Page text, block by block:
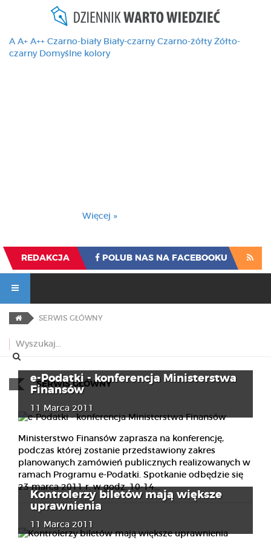
A A+ A++ Czarno-biały Biały-czarny Czarno-żółty Żółto-
czarny Domyślne kolory
Więcej »
REDAKCJA POLUB NAS NA FACEBOOKU
SERWIS GŁÓWNY
SERWIS GŁÓWNY
e-Podatki - konferencja Ministerstwa
Finansów
11 Marca 2011
Ministerstwo Finansów zaprasza na konferencję,
podczas której zostanie przedstawiony zakres
planowanych zamówień publicznych realizowanych w
ramach Programu e-Podatki. Spotkanie odbędzie się
23 marca 2011 r. w godz. 10-14...
Kontrolerzy biletów mają większe
uprawnienia
11 Marca 2011